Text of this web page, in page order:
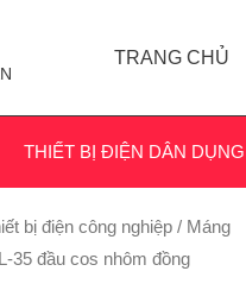
TRANG CHỦ
THIẾT BỊ ĐIỆN DÂN DỤNG
bị điện công nghiệp/ Máng
35 đầu cos nhôm đồng